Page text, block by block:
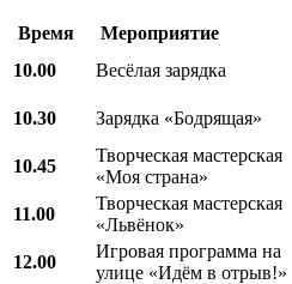
Время Мероприятие
10.00
Весёлая зарядка
10.30 Зарядка «Бодрящая»
10.45
Творческая мастерская
«Моя страна»
11.00
Творческая мастерская
«Львёнок»
12.00
Игровая программа на
улице «Идём в отрыв!»